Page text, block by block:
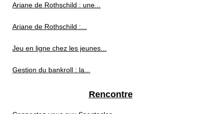
Ariane de Rothschild : une...
Ariane de Rothschild :...
Jeu en ligne chez les jeunes...
Gestion du bankroll : la...
Rencontre